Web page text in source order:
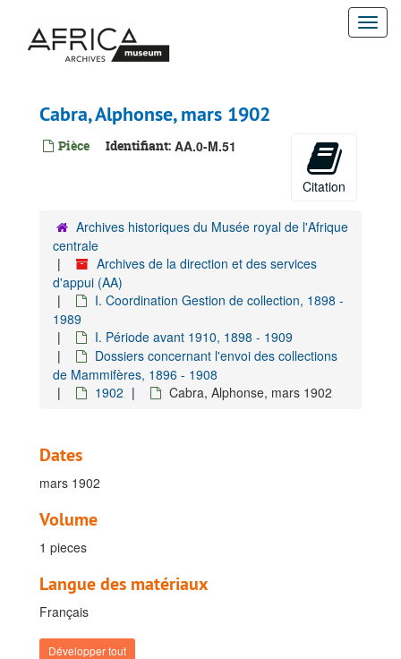
contenu
Cabra, Alphonse, mars 1902
Pièce Identifiant: AA.0-M.51
Citation
Archives historiques du Musée royal de l'Afrique
centrale
Archives de la direction et des services
d'appui (AA)
I. Coordination Gestion de collection, 1898 -
1989
I. Période avant 1910, 1898 - 1909
Dossiers concernant l'envoi des collections
de Mammifères, 1896 - 1908
1902
Cabra, Alphonse, mars 1902
Dates
mars 1902
Volume
1 pieces
Langue des matériaux
Français
Développer tout
Archives de la direction et des services d'appui
A. Gestion administrative-juridique, 1895-1960
B. Gestion financière, 1924-1928
C. Gestion financière du patrimoine, 1908-1909
D. Gestion matérielle, surveillance et sécurite, 1896-1930
G. Gestion ICT
H. Coördination Stratégique
I. Coordination Gestion de collection, 1898-1989
I. Période avant 1910, 1898-1909
Dossiers concernant des prêts pour évènements ou expositions, 1898 - 1909
Dossiers concernant l'achat des collections, 1899-1909